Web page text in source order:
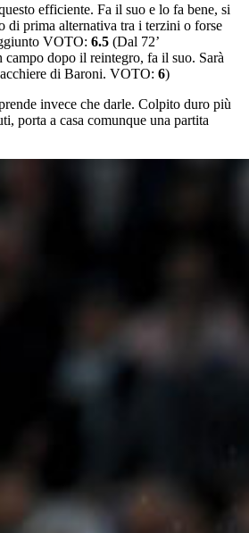
efficiente. Fa il suo e lo fa bene, si
di prima alternativa tra i terzini o forse
VOTO: 6.5 (Dal 72’
campo dopo il reintegro, fa il suo. Sarà
di Baroni. VOTO: 6)
invece che darle. Colpito duro più
porta a casa comunque una partita